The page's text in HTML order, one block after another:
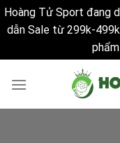
Hoàng Tử Sport đang
dẫn Sale từ 299k-